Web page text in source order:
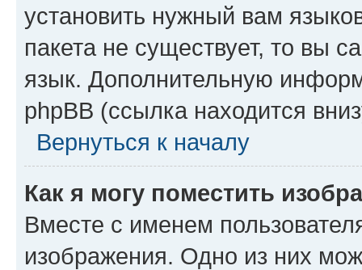
установить нужный вам
пакета не существует, то вы
язык. Дополнительную
phpBB (ссылка находится
Вернуться к началу
Как я могу поместить
Вместе с именем
изображения. Одно из них